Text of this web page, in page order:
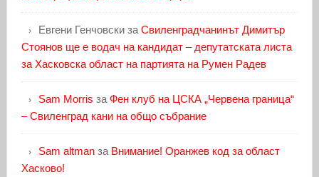
Евгени Генчовскиза Свиленградчанинът Димитър
Стоянов ще е водач на кандидат – депутатската листа
за Хасковска област на партията на Румен Радев
Sam Morris за Фен клуб на ЦСКА „Червена граница“
– Свиленград кани на общо събрание
Sam altmanза Внимание! Оранжев код за област
Хасково!